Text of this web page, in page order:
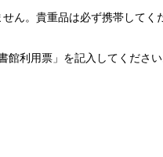
ん。貴重品は必ず携帯してく
館利用票」を記入してください